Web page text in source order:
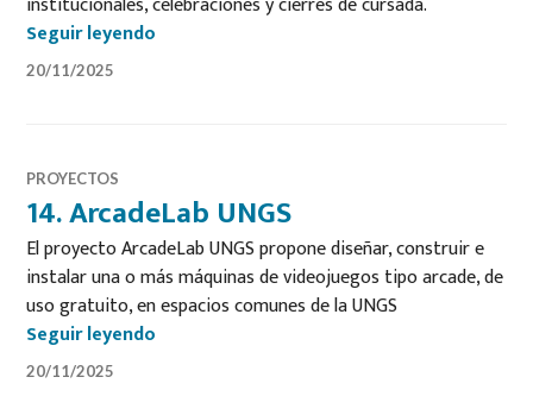
Seguir leyendo
20/11/2025
PROYECTOS
14. ArcadeLab UNGS
El proyecto ArcadeLab UNGS propone diseñar, construir e
instalar una o más máquinas de videojuegos tipo arcade, de
uso gratuito, en espacios comunes de la UNGS
Seguir leyendo
20/11/2025